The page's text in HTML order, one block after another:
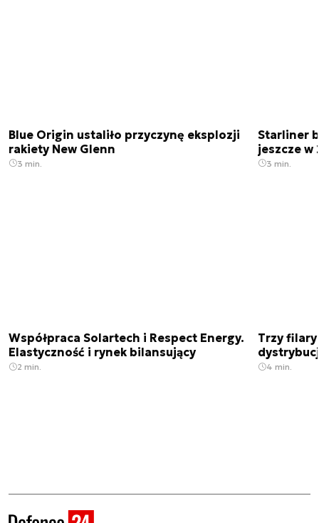
Blue Origin ustaliło przyczynę eksplozji
rakiety New Glenn
3 min.
Starliner
jeszcze w
3 min.
Współpraca Solartech i Respect Energy.
Elastyczność i rynek bilansujący
2 min.
Trzy filary
4 min.